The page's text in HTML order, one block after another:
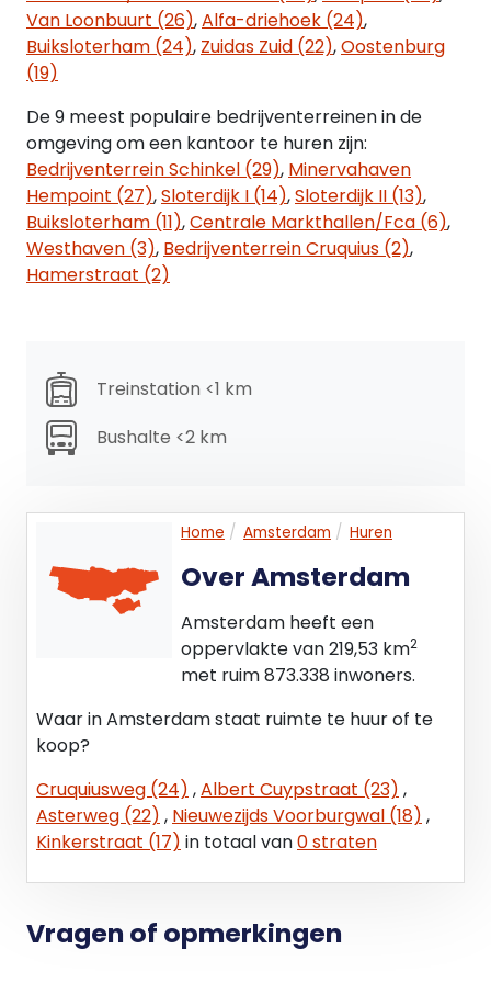
toiletgroepen zijn gesitueerd. De combinatie van
de karakteristieke uitstraling van het pand, de
uitstekende lichtinval en de flexibele
representatieve kantoorruimte op een van de
meest gewilde locaties van Amsterdam-Zuid.
DERDE ETAGE - 84 m² V.V.O
De derde verdieping biedt eveneens een
representatieve kantoorruimte met een efficiënte
indeling en een uitstekende daglichttoetreding
Nassaulaan en aan de achterzijde over de groene
binnentuinen, wat zorgt voor een aangename en
rustige werkomgeving. De verdieping beschikt
momenteel over een praktische indeling met
lenen voor werkplekken, directiekamers,
spreekkamers, vergaderruimten of
stiltewerkplekken. Desgewenst kan de indeling
eenvoudig worden aangepast aan de specifieke
wensen en eisen van de gebruiker, waardoor de
verdieping geschikt is voor uiteenlopende
kantoorconcepten. Op de centrale hal bevindt
zelfstandige faciliteit voor dagelijks gebruik. De
combinatie van de karakteristieke uitstraling, de
prettige lichtinval, de flexibele
indeelmogelijkheden en het representatieve
karakter maakt ook deze verdieping tot een
aantrekkelijke kantoorruimte op een van de
meest gewilde locaties van Amsterdam-Zuid.
HUURTERMIJN
Van Loonbuurt (26),Alfa-driehoek (24),
Buiksloterham (24), Zuidas Zuid (22),Oostenburg
(19)
De 9 meest populaire bedrijventerreinen in de
omgeving om een kantoor te huren zijn:
Bedrijventerrein Schinkel (29), Minervahaven
Hempoint (27),Sloterdijk I (14),Sloterdijk II (13),
Buiksloterham (11),Centrale Markthallen/Fca (6),
Westhaven (3), Bedrijventerrein Cruquius (2),
Hamerstraat (2)
Treinstation <1 km
Bushalte <2 km
Home Amsterdam Huren
Over Amsterdam
Amsterdam heeft een
oppervlakte van 219,53 km2
met ruim 873.338 inwoners.
Waar in Amsterdam staat ruimte te huur of te
koop?
Cruquiusweg (24) ,Albert Cuypstraat (23) ,
Asterweg (22) , Nieuwezijds Voorburgwal (18) ,
Kinkerstraat (17) in totaal van0 straten
Vragen of opmerkingen